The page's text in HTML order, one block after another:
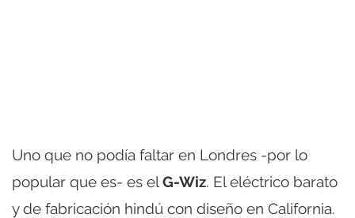
Uno que no podía faltar en Londres -por lo
popular que es- es elG-Wiz. El eléctrico barato
y de fabricación hindú con diseño en California.